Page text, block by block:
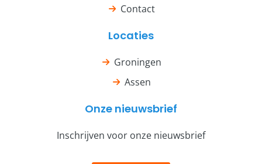
Contact
Locaties
Groningen
Assen
Onze nieuwsbrief
Inschrijven voor onze nieuwsbrief